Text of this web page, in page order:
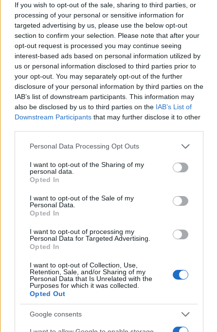
If you wish to opt-out of the sale, sharing to third parties, or
processing of your personal or sensitive information for
targeted advertising by us, please use the below opt-out
section to confirm your selection. Please note that after your
opt-out request is processed you may continue seeing
interest-based ads based on personal information utilized by
us or personal information disclosed to third parties prior to
your opt-out. You may separately opt-out of the further
disclosure of your personal information by third parties on the
IAB’s list of downstream participants. This information may
also be disclosed by us to third parties on the IAB’s List of
Downstream Participants that may further disclose it to other
Please note that this website/app uses one or more Google
not limited to your visit or usage behaviour. You may click to
grant or deny consent to Google and its third-party tags to
use your data for below specified purposes in below Google
consent section.
Personal Data Processing Opt Outs
I want to opt-out of the Sharing of my
personal data.
Opted In
I want to opt-out of the Sale of my
Personal Data.
Opted In
I want to opt-out of processing my
Personal Data for Targeted Advertising.
Opted In
I want to opt-out of Collection, Use,
Retention, Sale, and/or Sharing of my
Personal Data that Is Unrelated with the
Purposes for which it was collected.
Opted Out
Google consents
Τα πιο σοβαρά τραύματα εντοπίζονται στο κεφάλι και στον
θώρακα, με το εκτεταμένο αιμάτωμα στο κεφάλι να αποτελεί τη
μεγαλύτερη πηγή ανησυχίας για τους θεράποντες ιατρούς.
21.04.2026 07:54
Κατρινάκη
Χαϊδάρι: Μάχη για τη 13χρονη μαθήτρια - Την
επανέφεραν στη ζωή πέντε φορές στο
χειρουργείο
Σε εξαιρετικά κρίσιμη κατάσταση στη ΜΕΘ του Παίδων
νοσηλεύεται η 13χρονη που έπεσε από τον 1ο όροφο
Γυμνασίου. Οι γιατροί μιλούν για «θαύμα».
20.04.2026 23:14